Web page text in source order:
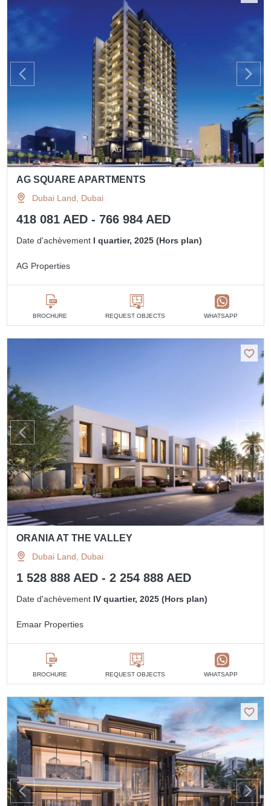
AG SQUARE APARTMENTS
Dubai Land, Dubai
418 081 AED - 766 984 AED
Date d'achèvement I quartier, 2025 (Hors plan)
AG Properties
BROCHURE REQUEST OBJECTS WHATSAPP
ORANIA AT THE VALLEY
Dubai Land, Dubai
1 528 888 AED - 2 254 888 AED
Date d'achèvement IV quartier, 2025 (Hors plan)
Emaar Properties
BROCHURE REQUEST OBJECTS WHATSAPP